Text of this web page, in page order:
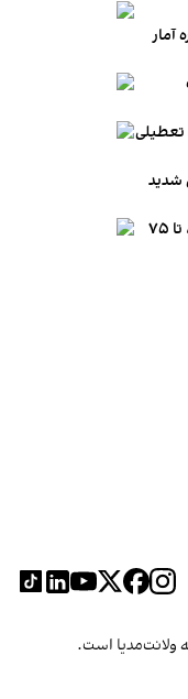
آمار
تعطیلی
شدید
تخمین پژوهشگران: در عصر طلایی تنوع زبانی، تا ۷۵
ولانت‌مدیا است.